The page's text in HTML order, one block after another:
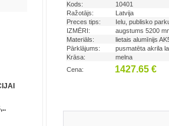
Kods:
10401
Ražotājs:
Latvija
Preces tips:
Ielu, publisko
IZMĒRI:
augstums 5200
Materiāls:
lietais alumīnijs
Pārklājums:
pusmatēta akrila
Krāsa:
melna
Cena:
1427.65 €